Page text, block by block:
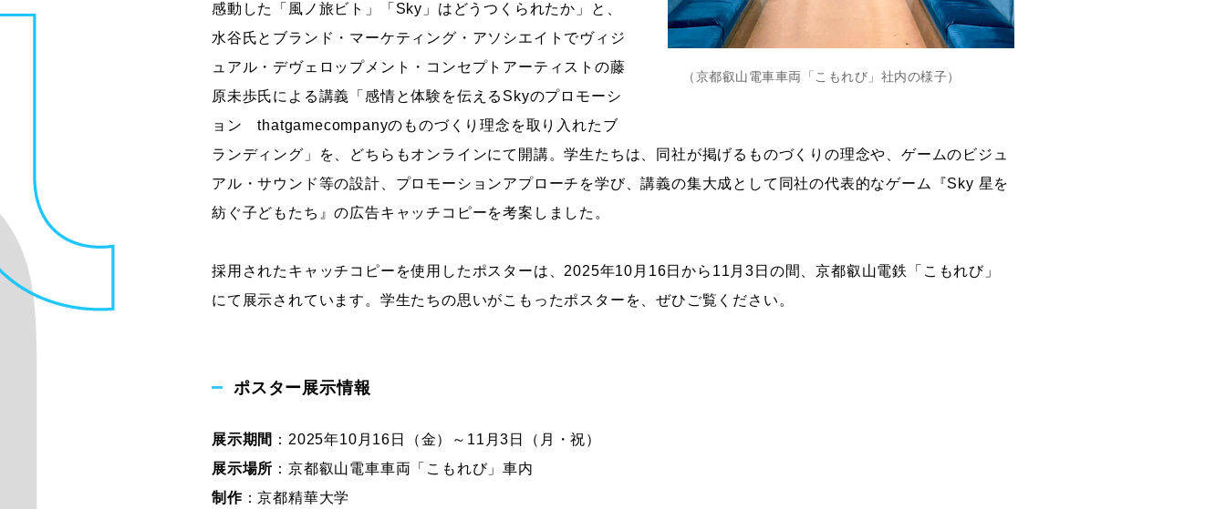
（京都叡山電車車両「こもれび」社内の様子）
感動した「風ノ旅ビト」「Sky」はどうつくられたか」と、
水谷氏とブランド・マーケティング・アソシエイトでヴィジ
ュアル・デヴェロップメント・コンセプトアーティストの藤
原未歩氏による講義「感情と体験を伝えるSkyのプロモーシ
ョン thatgamecompanyのものづくり理念を取り入れたブ
ランディング」を、どちらもオンラインにて開講。学生たちは、同社が掲げるものづくりの理念や、ゲームのビジュ
アル・サウンド等の設計、プロモーションアプローチを学び、講義の集大成として同社の代表的なゲーム『Sky 星を
紡ぐ子どもたち』の広告キャッチコピーを考案しました。
採用されたキャッチコピーを使用したポスターは、2025年10月16日から11月3日の間、京都叡山電鉄「こもれび」
にて展示されています。学生たちの思いがこもったポスターを、ぜひご覧ください。
ポスター展示情報
展示期間 ：2025年10月16日（金）～11月3日（月・祝）
展示場所 ：京都叡山電車車両「こもれび」車内
制作：京都精華大学